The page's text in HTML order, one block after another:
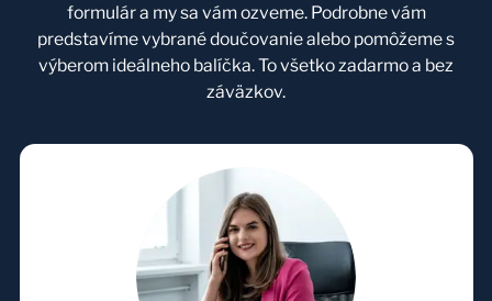
formulár a my sa vám ozveme. Podrobne vám
predstavíme vybrané doučovanie alebo pomôžeme s
výberom ideálneho balíčka. To všetko zadarmo a bez
záväzkov.